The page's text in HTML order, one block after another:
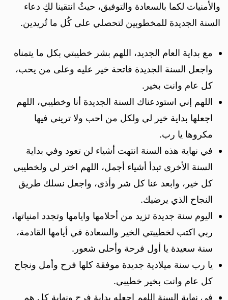
والأمنيات لكما بالسعادة والتوفيق، حيثُ انتقينا لكِ دعاء
السنة الجديدة للمخطوبين لتحصلي على كُل ما تُريدين.
مع بداية العام الجديد، اللهم بشر خطيبتي بكل ما يتمناه
واجعل السنة الجديدة فاتحة خير عليه وعلى من يحب،
كل عام وانت بخير.
اللهم إني استودعناك السنة الجديدة أنا وخطيبي، اللهم
اجعلها بداية خير لي ولكل من احب ولا تريني فيها
مكروها يا رب.
في نهاية هذه السنة انتهت أشياء لن تعود وفي بداية
السنة الأخرى تبدأ أشياء أجمل، اللهم اختر لي ولخطيبي
كل خير، وابعد عنا كل شر وأذى، واجعل نسلك طريق
النجاح الذي يرضيك.
اليوم سنة جديدة تزيد من أحلامها وايامها وتجدد امنياتها،
ربي اكتب لخطيبتي الخير والسعادة في أيامها القادمة،
سنة سعيدة يا أول فرحة وأحلى شعور.
يا رب سنة ميلادية جديدة موفقة كلها فرح وأمل ونجاح
كل عام وانت بخير خطيبي.
في نهاية السنة اللهم اجعله بداية فرح ونهاية كل هم